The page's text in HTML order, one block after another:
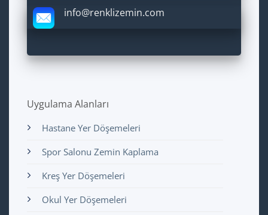
info@renklizemin.com
Uygulama Alanları
Hastane Yer Döşemeleri
Spor Salonu Zemin Kaplama
Kreş Yer Döşemeleri
Okul Yer Döşemeleri